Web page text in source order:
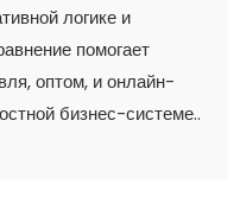
логике и
помогает
оптом, и онлайн-
бизнес-системе..